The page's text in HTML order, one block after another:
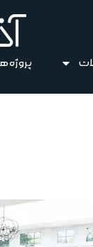
پروژه